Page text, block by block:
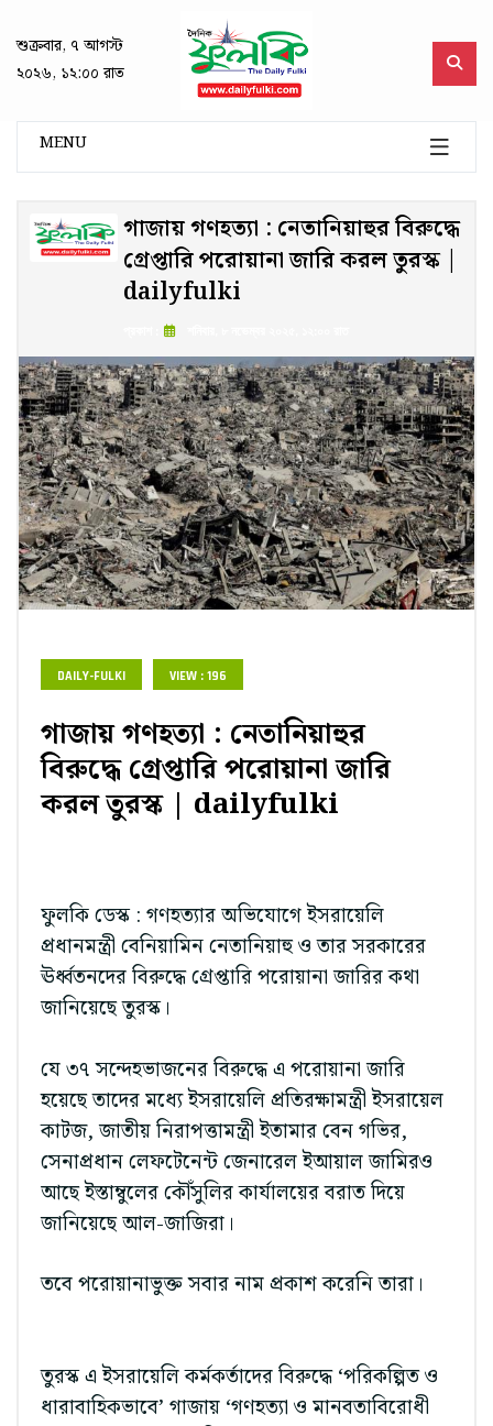
শুক্রবার, ৭ আগস্ট
২০২৬, ১২:০০ রাত
MENU
গাজায় গণহত্যা : নেতানিয়াহুর বিরুদ্ধে
গ্রেপ্তারি পরোয়ানা জারি করল তুরস্ক |
dailyfulki
DAILY-FULKI VIEW : 196
গাজায় গণহত্যা : নেতানিয়াহুর
বিরুদ্ধে গ্রেপ্তারি পরোয়ানা জারি
করল তুরস্ক | dailyfulki
ফুলকি ডেস্ক : গণহত্যার অভিযোগে ইসরায়েলি
প্রধানমন্ত্রী বেনিয়ামিন নেতানিয়াহু ও তার সরকারের
ঊর্ধ্বতনদের বিরুদ্ধে গ্রেপ্তারি পরোয়ানা জারির কথা
জানিয়েছে তুরস্ক।
যে ৩৭ সন্দেহভাজনের বিরুদ্ধে এ পরোয়ানা জারি
হয়েছে তাদের মধ্যে ইসরায়েলি প্রতিরক্ষামন্ত্রী ইসরায়েল
কাটজ, জাতীয় নিরাপত্তামন্ত্রী ইতামার বেন গভির,
সেনাপ্রধান লেফটেনেন্ট জেনারেল ইআয়াল জামিরও
আছে ইস্তাম্বুলের কৌঁসুলির কার্যালয়ের বরাত দিয়ে
জানিয়েছে আল-জাজিরা।
তবে পরোয়ানাভুক্ত সবার নাম প্রকাশ করেনি তারা।
তুরস্ক এ ইসরায়েলি কর্মকর্তাদের বিরুদ্ধে ‘পরিকল্পিত ও
ধারাবাহিকভাবে’ গাজায় ‘গণহত্যা ও মানবতাবিরোধী